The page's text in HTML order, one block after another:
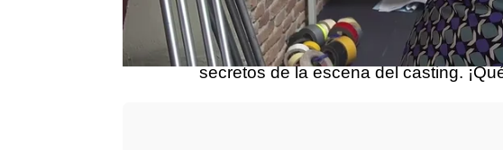
favorita… ¡Qué nervios!
Nos colamos en el rodaje de ‘UPA Next
secretos de la escena del casting.